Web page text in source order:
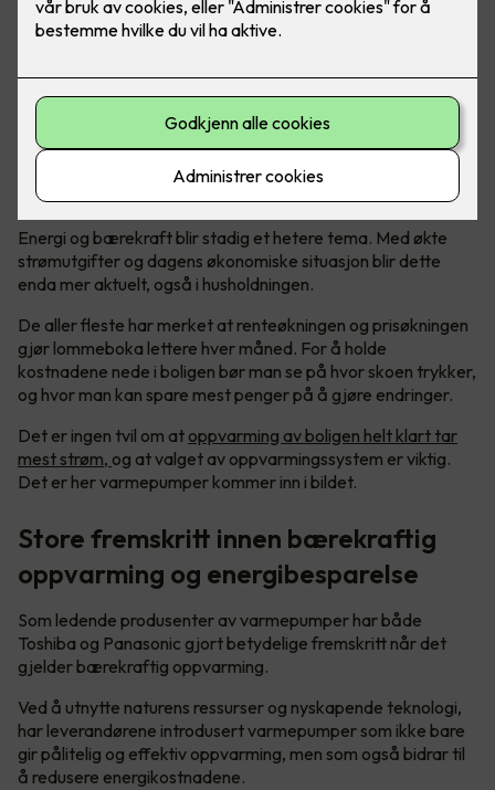
Moderne varmepumper har utviklet seg veldig de siste
årene, både på design og teknologi.
Hvordan holde kostnadene nede?
Energi og bærekraft blir stadig et hetere tema. Med økte
strømutgifter og dagens økonomiske situasjon blir dette
enda mer aktuelt, også i husholdningen.
De aller fleste har merket at renteøkningen og prisøkningen
gjør lommeboka lettere hver måned. For å holde
kostnadene nede i boligen bør man se på hvor skoen trykker,
og hvor man kan spare mest penger på å gjøre endringer.
Det er ingen tvil om at oppvarming av boligen helt klart tar
mest strøm, og at valget av oppvarmingssystem er viktig.
Det er her varmepumper kommer inn i bildet.
Store fremskritt innen bærekraftig
oppvarming og energibesparelse
Som ledende produsenter av varmepumper har både
Toshiba og Panasonic gjort betydelige fremskritt når det
gjelder bærekraftig oppvarming.
Ved å utnytte naturens ressurser og nyskapende teknologi,
har leverandørene introdusert varmepumper som ikke bare
gir pålitelig og effektiv oppvarming, men som også bidrar til
å redusere energikostnadene.